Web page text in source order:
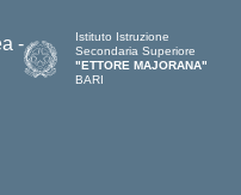
Istituto Istruzione
Secondaria Superiore
"ETTORE MAJORANA"
BARI